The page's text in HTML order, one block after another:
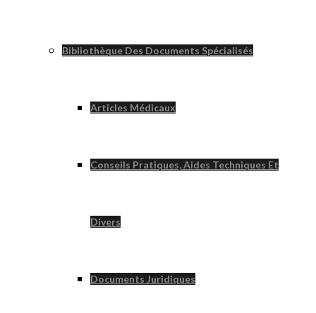
Bibliothèque Des Documents Spécialisés
Articles Médicaux
Conseils Pratiques, Aides Techniques Et
Divers
Documents Juridiques